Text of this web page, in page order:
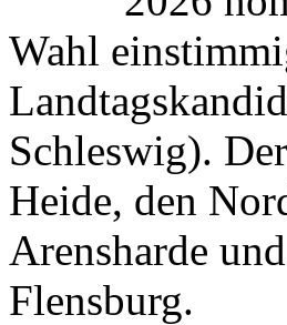
Wahl
Schleswig).
Heide, den
Arensharde
Flensburg.